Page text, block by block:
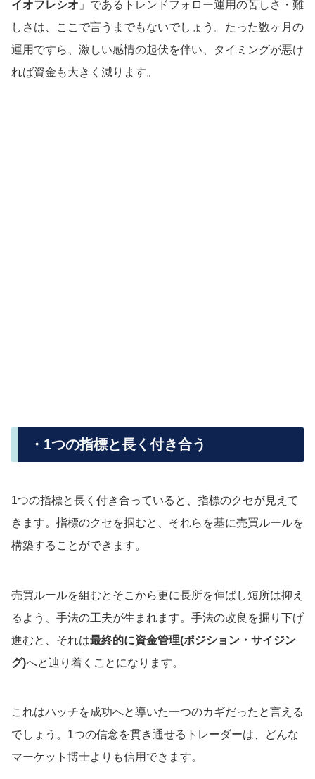
イオフレシオ 」であるトレンドフォロー運用の苦しさ・難
しさは、ここで言うまでもないでしょう。たった数ヶ月の
運用ですら、激しい感情の起伏を伴い、タイミングが悪け
れば資金も大きく減ります。
・1つの指標と長く付き合う
1つの指標と長く付き合っていると、指標のクセが見えて
きます。指標のクセを掴むと、それらを基に売買ルールを
構築することができます。
売買ルールを組むとそこから更に長所を伸ばし短所は抑え
るよう、手法の工夫が生まれます。手法の改良を掘り下げ
進むと、それは最終的に資金管理(ポジション・サイジン
グ)へと辿り着くことになります。
これはハッチを成功へと導いた一つのカギだったと言える
でしょう。1つの信念を貫き通せるトレーダーは、どんな
マーケット博士よりも信用できます。